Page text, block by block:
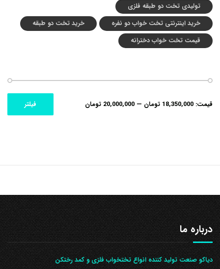
تولیدی تخت دو طبقه فلزی
خرید اینترنتی تخت خواب دو نفره
خرید تخت دو طبقه
قیمت تخت خواب دخترانه
حداقل
حداکثر
فیلتر قیمت: 18,350,000 تومان — 20,000,000 تومان
درباره ما
دیاکو صنعت تولید کننده انواع تختخواب فلزی و کمد رختکن